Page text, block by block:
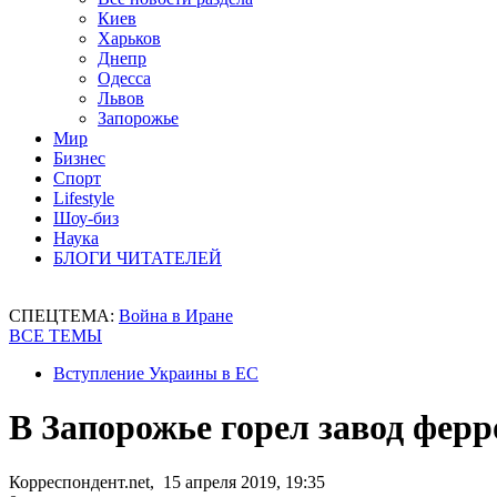
Киев
Харьков
Днепр
Одесса
Львов
Запорожье
Мир
Бизнес
Спорт
Lifestyle
Шоу-биз
Наука
БЛОГИ ЧИТАТЕЛЕЙ
СПЕЦТЕМА: Война в Иране
ВСЕ ТЕМЫ
Вступление Украины в ЕС
В Запорожье горел завод
Корреспондент.net, 15 апреля 2019, 19:35